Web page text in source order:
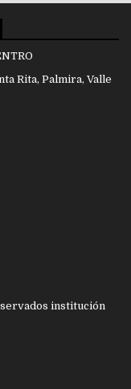
Rita, Palmira, Valle
institución